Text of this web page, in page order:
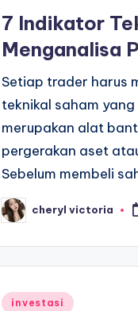
7 Indikator
Menganalisa
Setiap trader harus
teknikal saham
merupakan alat
pergerakan aset
Sebelum membeli
Posted
by
cheryl victoria
Posted
investasi